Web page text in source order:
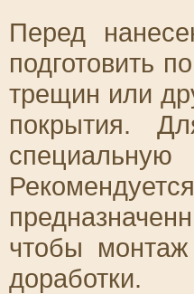
Перед
подготовить
трещин или
покрытия.
чтобы
доработки.